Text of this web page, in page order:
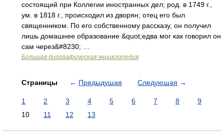
состоящий при Коллегии иностранных дел; род. в 1749 г.,
ум. в 1818 г., происходил из дворян; отец его был
священником. По его собственному рассказу, он получил
лишь домашнее образование &quot;едва мог как говорил он
сам через&#8230; …
Большая биографическая энциклопедия
Страницы ← Предыдущая Следующая →
1 2 3 4 5 6 7 8
9
10
11 12 13